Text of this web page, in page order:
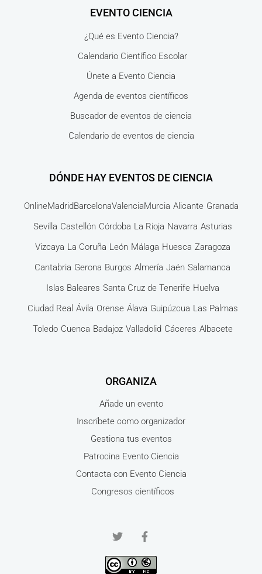
EVENTO CIENCIA
¿Qué es Evento Ciencia?
Calendario Científico Escolar
Únete a Evento Ciencia
Agenda de eventos científicos
Buscador de eventos de ciencia
Calendario de eventos de ciencia
DÓNDE HAY EVENTOS DE CIENCIA
OnlineMadridBarcelonaValenciaMurcia Alicante Granada
Sevilla Castellón Córdoba La Rioja Navarra Asturias
Vizcaya La Coruña León Málaga Huesca Zaragoza
Cantabria Gerona Burgos Almería Jaén Salamanca
Islas Baleares Santa Cruz de Tenerife Huelva
Ciudad Real Ávila Orense Álava Guipúzcua Las Palmas
Toledo Cuenca Badajoz Valladolid Cáceres Albacete
ORGANIZA
Añade un evento
Inscríbete como organizador
Gestiona tus eventos
Patrocina Evento Ciencia
Contacta con Evento Ciencia
Congresos científicos